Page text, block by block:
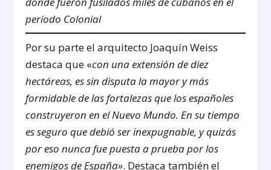
período Colonial
Por su parte el arquitecto Joaquín Weiss
destaca que «con una extensión de diez
hectáreas, es sin disputa la mayor y más
formidable de las fortalezas que los españoles
construyeron en el Nuevo Mundo. En su tiempo
es seguro que debió ser inexpugnable, y quizás
por eso nunca fue puesta a prueba por los
enemigos de España». Destaca también el